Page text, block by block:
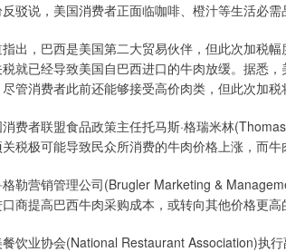
驳说，美国消费者正面临咖啡、橙汁等生活必需
，巴西是美国第二大贸易伙伴，但此次加税幅
就已经导致美国自巴西进口的牛肉放缓。据悉
管消费者此前还能够接受高价肉类，但此次加税
者联盟食品政策主任托马斯·格瑞米林
税极可能导致民众所消费的牛肉价格上涨，而牛
营销管理公司(Brugler Marketing &
商提高巴西牛肉采购成本，或转向其他价格更高
业协会(National Restaurant Association)执行